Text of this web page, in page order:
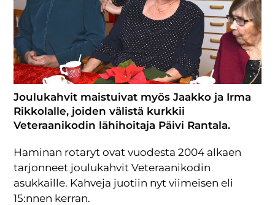
Joulukahvit maistuivat myös Jaakko ja Irma
Rikkolalle, joiden välistä kurkkii
Veteraanikodin lähihoitaja Päivi Rantala.
Haminan rotaryt ovat vuodesta 2004 alkaen
tarjonneet joulukahvit Veteraanikodin
asukkaille. Kahveja juotiin nyt viimeisen eli
15:nnen kerran.